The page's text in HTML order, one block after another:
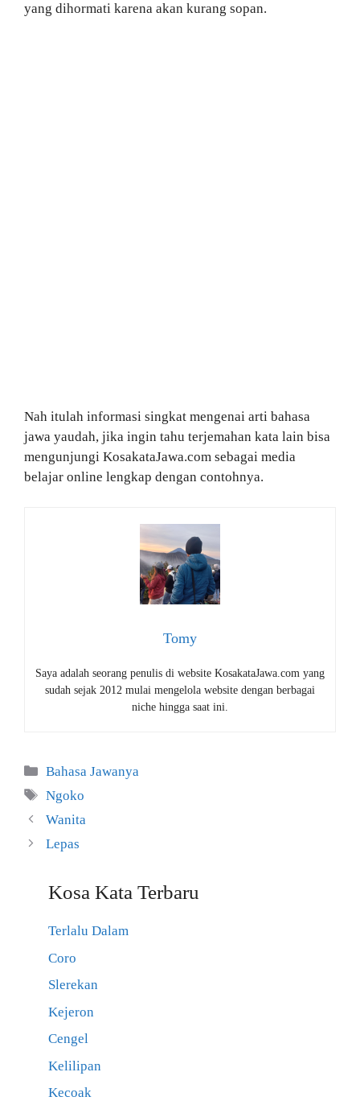
yang dihormati karena akan kurang sopan.
Nah itulah informasi singkat mengenai arti bahasa
jawa yaudah, jika ingin tahu terjemahan kata lain bisa
mengunjungi KosakataJawa.com sebagai media
belajar online lengkap dengan contohnya.
Tomy
Saya adalah seorang penulis di website KosakataJawa.com yang
sudah sejak 2012 mulai mengelola website dengan berbagai
niche hingga saat ini.
Kategori
Bahasa Jawanya
Tag
Ngoko
Wanita
Lepas
Kosa Kata Terbaru
Terlalu Dalam
Coro
Slerekan
Kejeron
Cengel
Kelilipan
Kecoak